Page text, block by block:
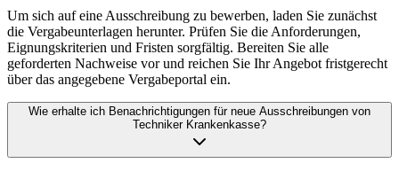
Um sich auf eine Ausschreibung zu bewerben, laden Sie zunächst
die Vergabeunterlagen herunter. Prüfen Sie die Anforderungen,
Eignungskriterien und Fristen sorgfältig. Bereiten Sie alle
geforderten Nachweise vor und reichen Sie Ihr Angebot fristgerecht
über das angegebene Vergabeportal ein.
Wie erhalte ich Benachrichtigungen für neue Ausschreibungen von
Techniker Krankenkasse?